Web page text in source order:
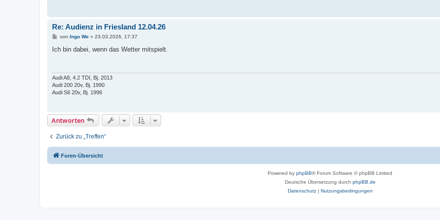
Re: Audienz in Friesland 12.04.26
B
i
von Ingo We» 23.03.2026, 17:37
Ich bin dabei, wenn das Wetter mitspielt.
Audi A8, 4.2 TDI, Bj. 2013
Audi 200 20v, Bj. 1990
Audi S6 20v, Bj. 1996
Antworten
Zurück zu „Treffen“
Foren-Übersicht
Powered by phpBB® Forum Software © phpBB Limited
Deutsche Übersetzung durch phpBB.de
Datenschutz| Nutzungsbedingungen